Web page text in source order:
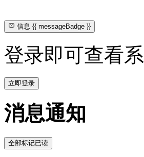
信息{{ messageBadge }}
登录即可查看
立即登录
消息通知
全部标记已读